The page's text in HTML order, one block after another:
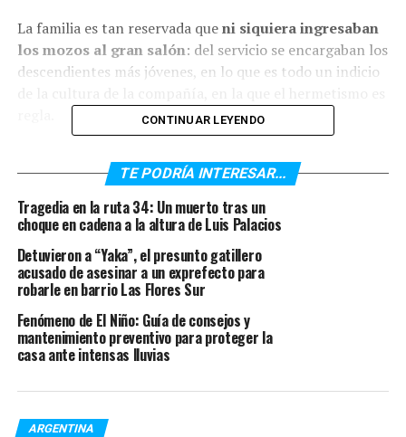
La familia es tan reservada queni siquiera ingresaban
los mozos al gran salón: del servicio se encargaban los
descendientes más jóvenes, en lo que es todo un indicio
al propio ministro de Agricultura, Luis Basterra, con
el anuncio de la intervención y el proyecto de
expropiación?
Y desde yasorprendió y alertó a los Vicentin
aseguran muy cerca de Sergio Nardelli, hijo de una de las
Padoan. Se enteraron primero a las 14 por
llamado de un influyente consultor.
Según reconstruye la fuente consultada porClarín, el
CONTINUAR LEYENDO
TE PODRÍA INTERESAR...
Tragedia en la ruta 34: Un muerto tras un
choque en cadena a la altura de Luis Palacios
Detuvieron a “Yaka”, el presunto gatillero
acusado de asesinar a un exprefecto para
robarle en barrio Las Flores Sur
Fenómeno de El Niño: Guía de consejos y
mantenimiento preventivo para proteger la
casa ante intensas lluvias
ARGENTINA